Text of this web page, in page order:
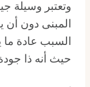
وتعتبر وسيلة
المبنى دون أن
السبب عادة ما
حيث أنه ذا